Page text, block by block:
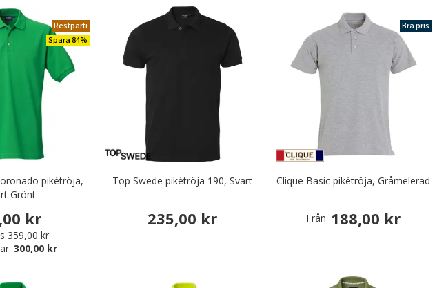
Restparti
Spara 84%
pikétröja,
Grönt
kr
359,00 kr
300,00 kr
Top Swede pikétröja 190, Svart
235,00 kr
Bra pris
Clique Basic pikétröja, Gråmelerad
Från 188,00 kr